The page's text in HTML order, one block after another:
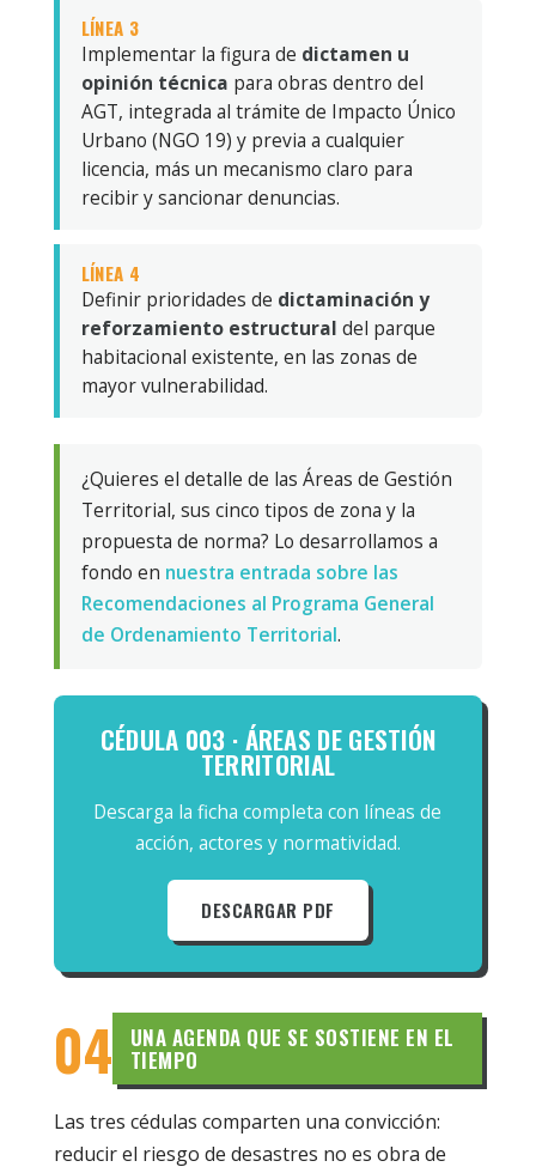
LÍNEA 3
Implementar la figura de dictamen u
opinión técnica para obras dentro del
AGT, integrada al trámite de Impacto Único
Urbano (NGO 19) y previa a cualquier
licencia, más un mecanismo claro para
recibir y sancionar denuncias.
LÍNEA 4
Definir prioridades de dictaminación y
reforzamiento estructural del parque
habitacional existente, en las zonas de
mayor vulnerabilidad.
¿Quieres el detalle de las Áreas de Gestión
Territorial, sus cinco tipos de zona y la
propuesta de norma? Lo desarrollamos a
fondo en nuestra entrada sobre las
Recomendaciones al Programa General
de Ordenamiento Territorial.
CÉDULA 003 · ÁREAS DE GESTIÓN
TERRITORIAL
Descarga la ficha completa con líneas de
acción, actores y normatividad.
DESCARGAR PDF
04 UNA AGENDA QUE SE SOSTIENE EN EL
TIEMPO
Las tres cédulas comparten una convicción:
reducir el riesgo de desastres no es obra de